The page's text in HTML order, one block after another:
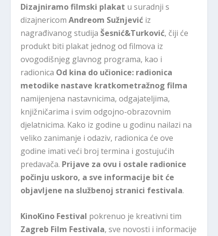
Dizajniramo filmski plakat u suradnji s
dizajnericomAndreom Sužnjević iz
nagrađivanog studijaŠesnić&Turković, čiji će
produkt biti plakat jednog od filmova iz
ovogodišnjeg glavnog programa, kao i
radionica Od kina do učionice: radionica
metodike nastave kratkometražnog filma
namijenjena nastavnicima, odgajateljima,
knjižničarima i svim odgojno-obrazovnim
djelatnicima. Kako iz godine u godinu nailazi na
veliko zanimanje i odaziv, radionica će ove
godine imati veći broj termina i gostujućih
predavača. Prijave za ovu i ostale radionice
počinju uskoro, a sve informacije bit će
objavljene na službenoj stranici festivala.
KinoKino Festival pokrenuo je kreativni tim
Zagreb Film Festivala, sve novosti i informacije